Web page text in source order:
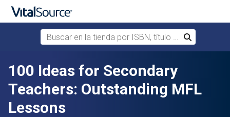
Saltar al contenido principal
Buscar en la tienda por ISBN, título o autor
Buscar
100 Ideas for Secondary
Teachers: Outstanding MFL
Lessons